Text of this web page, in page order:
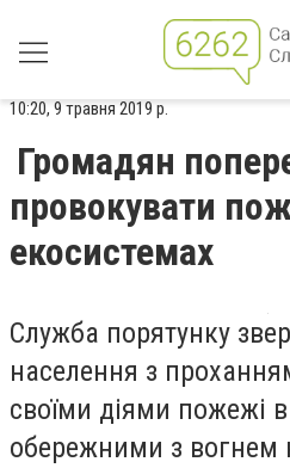
10:20, 9 травня 2019 р.
Громадян
провокувати
екосистемах
Служба порятунку
населення з
своїми діями пожежі
обережними з вогнем